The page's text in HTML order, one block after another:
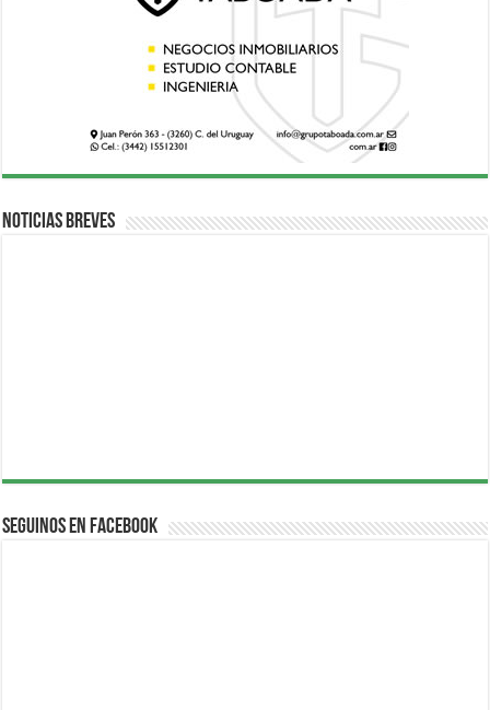
Noticias breves
Seguinos en Facebook